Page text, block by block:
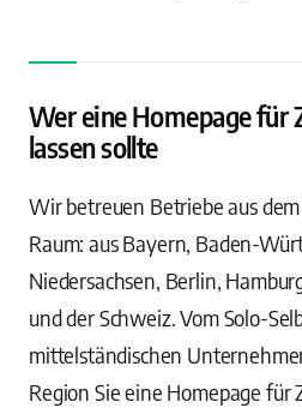
Wer eine Homepage für
lassen sollte
Wir betreuen Betriebe aus
Raum: aus Bayern, Baden-
Niedersachsen, Berlin,
und der Schweiz. Vom Solo-
mittelständischen
Region Sie eine Homepage für